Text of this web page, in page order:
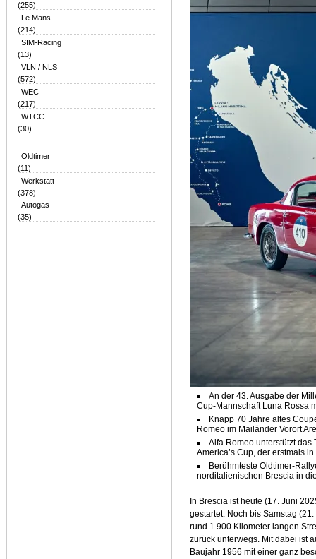
(255)
Le Mans
(214)
SIM-Racing
(13)
VLN / NLS
(572)
WEC
(217)
WTCC
(30)
Oldtimer
(11)
Werkstatt
(378)
Autogas
(35)
An der 43. Ausgabe der
Cup-Mannschaft Luna Rossa
Knapp 70 Jahre altes
Romeo im Mailänder Vorort
Alfa Romeo unterstützt
America’s Cup, der erstmals
Berühmteste Oldtimer-
norditalienischen Brescia in
In Brescia ist heute (17. Juni
gestartet. Noch bis Samstag
rund 1.900 Kilometer langen
zurück unterwegs. Mit dabei ist
Baujahr 1956 mit einer ganz